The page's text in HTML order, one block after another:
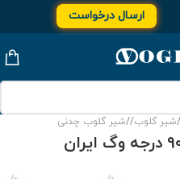
ارسال درخواست
شیر گلوب/ شیر گلوب چدنی